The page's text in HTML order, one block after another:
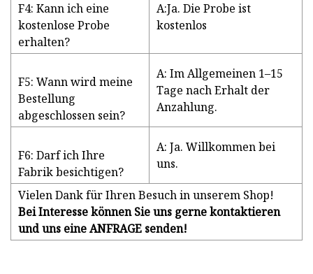
F4: Kann ich eine
kostenlose Probe
erhalten?
A:Ja. Die Probe ist
kostenlos
F5: Wann wird meine
Bestellung
abgeschlossen sein?
A: Im Allgemeinen 1–15
Tage nach Erhalt der
Anzahlung.
F6: Darf ich Ihre
Fabrik besichtigen?
A: Ja. Willkommen bei
uns.
Vielen Dank für Ihren Besuch in unserem Shop!
Bei Interesse können Sie uns gerne kontaktieren
und uns eine ANFRAGE senden!